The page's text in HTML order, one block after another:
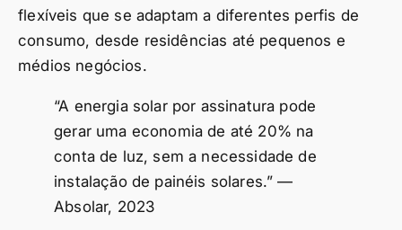
flexíveis que se adaptam a diferentes perfis de
consumo, desde residências até pequenos e
médios negócios.
“A energia solar por assinatura pode
gerar uma economia de até 20% na
conta de luz, sem a necessidade de
instalação de painéis solares.” —
Absolar, 2023